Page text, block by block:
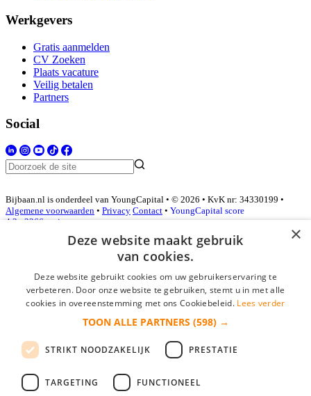
Werkgevers
Gratis aanmelden
CV Zoeken
Plaats vacature
Veilig betalen
Partners
Social
Bijbaan.nl is onderdeel van YoungCapital • © 2026 • KvK nr: 34330199 •
Algemene voorwaarden • Privacy Contact • YoungCapital score
4.3 - 3366 reviews
Inloggen als bedrijf
*
login gegevens onthouden
login
×
Deze website maakt gebruik
van cookies.
Deze website gebruikt cookies om uw gebruikerservaring te
verbeteren. Door onze website te gebruiken, stemt u in met alle
cookies in overeenstemming met ons Cookiebeleid. Lees verder
TOON ALLE PARTNERS (598) →
STRIKT NOODZAKELIJK PRESTATIE
TARGETING FUNCTIONEEL